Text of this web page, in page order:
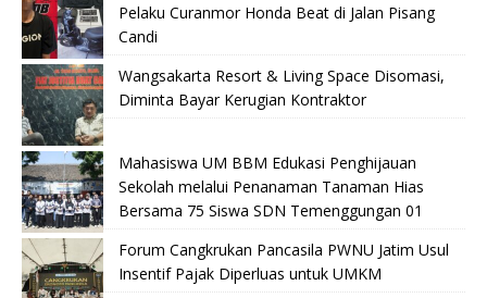
Pelaku Curanmor Honda Beat di Jalan Pisang
Candi
Wangsakarta Resort & Living Space Disomasi,
Diminta Bayar Kerugian Kontraktor
Mahasiswa UM BBM Edukasi Penghijauan
Sekolah melalui Penanaman Tanaman Hias
Bersama 75 Siswa SDN Temenggungan 01
Forum Cangkrukan Pancasila PWNU Jatim Usul
Insentif Pajak Diperluas untuk UMKM